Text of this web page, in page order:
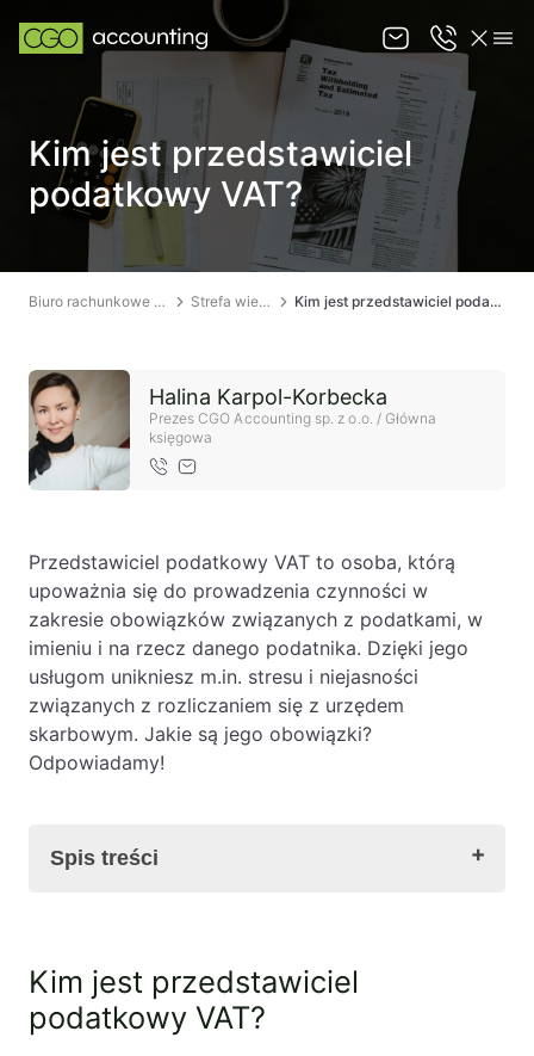
O nas
Oferta
Strefa wiedzy
KANCELARIA PRAWNA ŁÓDŹ
Kim jest przedstawiciel
podatkowy VAT?
Biuro rachunkowe Łódź Strefa wiedzy Kim jest przedstawiciel podatkowy VAT?
Halina Karpol-Korbecka
Prezes CGO Accounting sp. z o.o. / Główna
księgowa
Przedstawiciel podatkowy VAT to osoba, którą
upoważnia się do prowadzenia czynności w
zakresie obowiązków związanych z podatkami, w
imieniu i na rzecz danego podatnika. Dzięki jego
usługom unikniesz m.in. stresu i niejasności
związanych z rozliczaniem się z urzędem
skarbowym. Jakie są jego obowiązki?
Odpowiadamy!
Spis treści
Kto może zostać przedstawicielem podatkowym
VAT?
Obowiązki przedstawiciela podatkowego
Kim jest przedstawiciel
podatkowy VAT?